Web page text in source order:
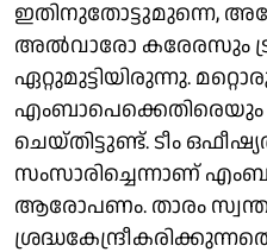
ഇതിനുതോട്ടുമുന്നെ,
അല്‍വാരോ കരേരസും
ഏറ്റുമുട്ടിയിരുന്നു.
എംബാപെക്കെതിരെയും
ചെയ്തിട്ടുണ്ട്. ടീം
സംസാരിച്ചെന്നാണ്
ആരോപണം. താരം